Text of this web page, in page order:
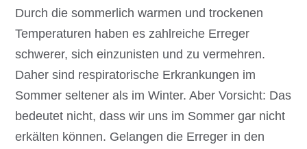
Durch die sommerlich warmen und trockenen
Temperaturen haben es zahlreiche Erreger
schwerer, sich einzunisten und zu vermehren.
Daher sind respiratorische Erkrankungen im
Sommer seltener als im Winter. Aber Vorsicht: Das
bedeutet nicht, dass wir uns im Sommer gar nicht
erkälten können. Gelangen die Erreger in den